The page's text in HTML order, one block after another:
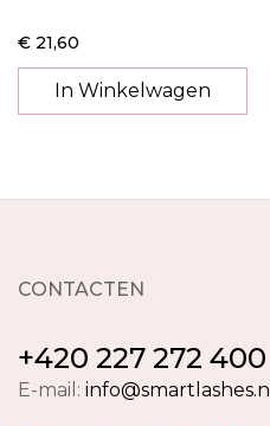
€ 21,60
In Winkelwagen
CONTACTEN
+420 227 272 400
E-mail: info@smartlashes.nl